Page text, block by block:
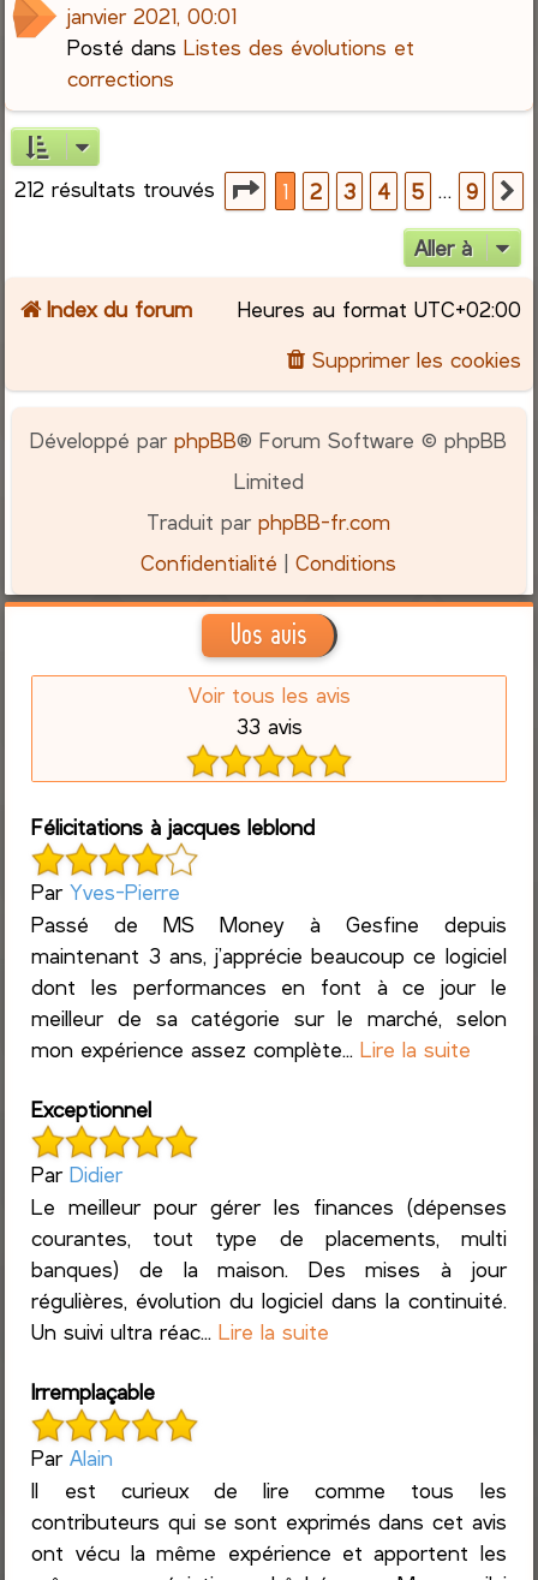
janvier 2021, 00:01
Posté dansListes des évolutions et
corrections
212 résultats trouvés Page1sur
1 2 3 4 5 … 9
Aller à
Index du forum Heures au format UTC+02:00
Supprimer les cookies
Développé parphpBB® Forum Software © phpBB
Limited
Traduit parphpBB-fr.com
Confidentialité |Conditions
Vos avis
Voir tous les avis
33 avis
Félicitations à jacques leblond
ParYves-Pierre
Passé de MS Money à Gesfine depuis
maintenant 3 ans, j’apprécie beaucoup ce logiciel
dont les performances en font à ce jour le
meilleur de sa catégorie sur le marché, selon
mon expérience assez complète...Lire la suite
Exceptionnel
ParDidier
Le meilleur pour gérer les finances (dépenses
courantes, tout type de placements, multi
banques) de la maison. Des mises à jour
régulières, évolution du logiciel dans la continuité.
Un suivi ultra réac...Lire la suite
Irremplaçable
ParAlain
Il est curieux de lire comme tous les
contributeurs qui se sont exprimés dans cet avis
ont vécu la même expérience et apportent les